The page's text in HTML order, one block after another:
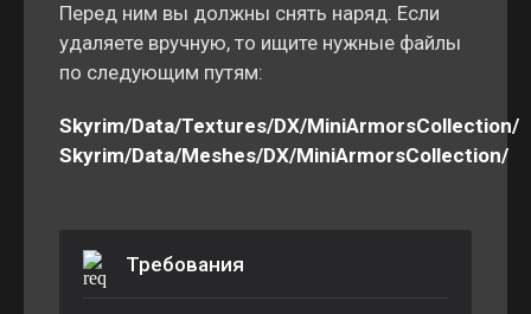
Перед ним вы должны снять наряд. Если
удаляете вручную, то ищите нужные файлы
по следующим путям:
Skyrim/Data/Textures/DX/MiniArmorsCollection/
Skyrim/Data/Meshes/DX/MiniArmorsCollection/
Требования